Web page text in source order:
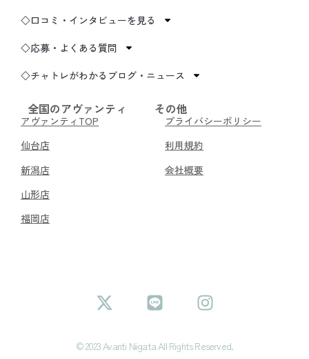
◇口コミ・インタビューを見る
◇応募・よくある質問
◇チャトレがわかるブログ・ニュース
全国のアヴァンティ
アヴァンティTOP
仙台店
新潟店
山形店
福岡店
その他
プライバシーポリシー
利用規約
会社概要
© 2023 Avanti Niigata All Rights Reserved.